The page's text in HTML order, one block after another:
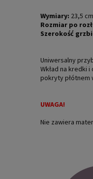
Wymiary: 23,5
Rozmiar po
Szerokość
Uniwersalny
Wkład na kredki
pokryty płótnem
UWAGA!
Nie zawiera